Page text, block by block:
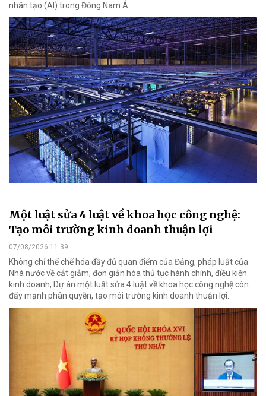
nhân tạo (AI) trong Đông Nam Á.
Một luật sửa 4 luật về khoa học công nghệ:
Tạo môi trường kinh doanh thuận lợi
07/08/2026 11:39
Không chỉ thể chế hóa đầy đủ quan điểm của Đảng, pháp luật của
Nhà nước về cắt giảm, đơn giản hóa thủ tục hành chính, điều kiện
kinh doanh, Dự án một luật sửa 4 luật về khoa học công nghệ còn
đẩy mạnh phân quyền, tạo môi trường kinh doanh thuận lợi.